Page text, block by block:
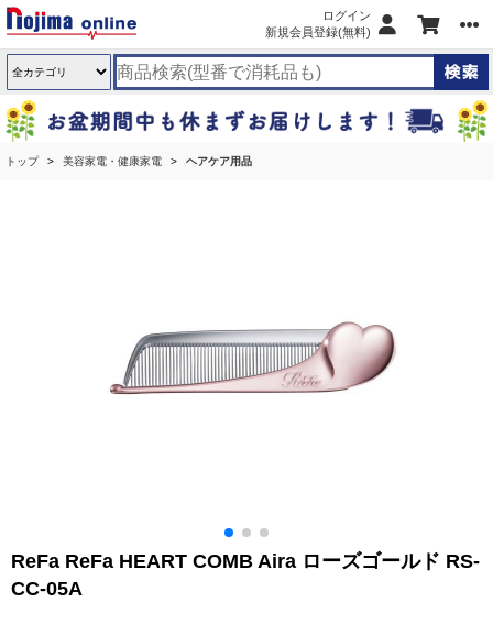
ログイン
新規会員登録(無料)
トップ 美容家電・健康家電 ヘアケア用品
ReFa ReFa HEART COMB Aira ローズゴールド RS-
CC-05A